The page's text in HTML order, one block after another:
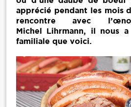
apprécié pendant les mois
rencontre avec
Michel Lihrmann, il nous
familiale que voici.